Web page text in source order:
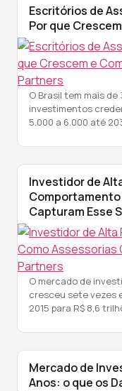
Escritórios de
Por que
O Brasil tem mais
investimentos
5.000 a 6.000 até
vezes em dez anos
distribuição
Investidor de
Comportamento
Capturam Esse
O mercado de
cresceu sete vezes
2015 para R$ 8,6
específico avançou
mercado: a Alta
Mercado de
Anos: o que os